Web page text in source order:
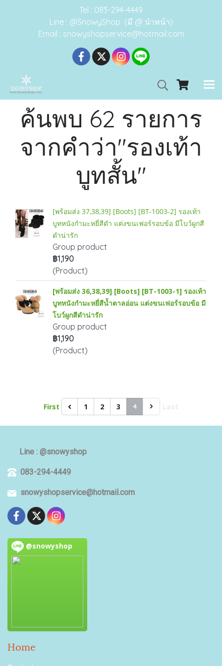
Tel : 083-294-4449
Line : @SnowyShop (มี @ นำหน้า)
Email : snowyshopservice@hotmail.com
ค้นพบ 62 รายการ
จากคำว่า"รองเท้า
บูทสั้น"
[พร้อมส่ง 37,38,39] [Boots] [BT-1003-2] รองเท้า
บูทหนังกำมะหยี่สีดำ แต่งขนเฟอร์รอบข้อ มีโบว์ผูกสี
ดำน่ารัก
Group product
฿1,190
(Product)
[พร้อมส่ง 36,38,39] [Boots] [BT-1003-1] รองเท้า
บูทหนังกำมะหยี่สีน้ำตาลอ่อน แต่งขนเฟอร์รอบข้อ มี
โบว์ผูกสีดำน่ารัก
Group product
฿1,190
(Product)
First 1 2 3 4
Line : @snowyshop
083-294-4449
snowyshopservice@hotmail.com
@snowyshop
Home